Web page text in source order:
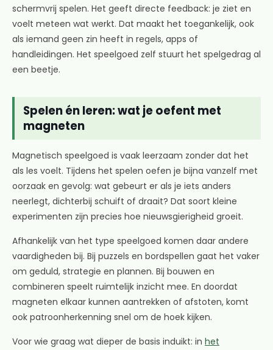
schermvrij spelen. Het geeft directe feedback: je ziet en
voelt meteen wat werkt. Dat maakt het toegankelijk, ook
als iemand geen zin heeft in regels, apps of
handleidingen. Het speelgoed zelf stuurt het spelgedrag al
een beetje.
Spelen én leren: wat je oefent met
magneten
Magnetisch speelgoed is vaak leerzaam zonder dat het
als les voelt. Tijdens het spelen oefen je bijna vanzelf met
oorzaak en gevolg: wat gebeurt er als je iets anders
neerlegt, dichterbij schuift of draait? Dat soort kleine
experimenten zijn precies hoe nieuwsgierigheid groeit.
Afhankelijk van het type speelgoed komen daar andere
vaardigheden bij. Bij puzzels en bordspellen gaat het vaker
om geduld, strategie en plannen. Bij bouwen en
combineren speelt ruimtelijk inzicht mee. En doordat
magneten elkaar kunnen aantrekken of afstoten, komt
ook patroonherkenning snel om de hoek kijken.
Voor wie graag wat dieper de basis induikt: in het